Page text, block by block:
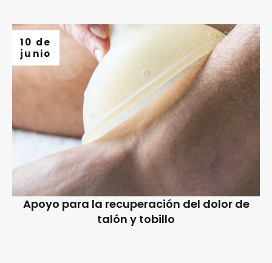
10 de
junio
Apoyo para la recuperación del dolor de
talón y tobillo